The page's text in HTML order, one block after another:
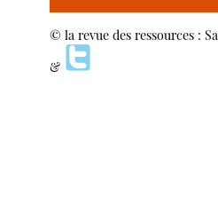
© la revue des ressources :
&